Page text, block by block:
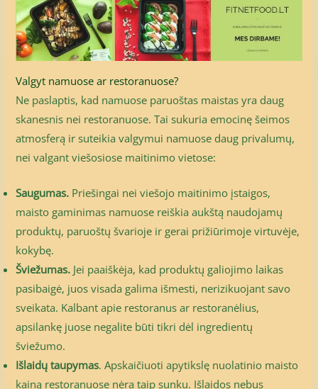
Valgyt namuose ar restoranuose?
Ne paslaptis, kad namuose paruoštas maistas yra daug
skanesnis nei restoranuose. Tai sukuria emocinę šeimos
atmosferą ir suteikia valgymui namuose daug privalumų,
nei valgant viešosiose maitinimo vietose:
Saugumas. Priešingai nei viešojo maitinimo įstaigos,
maisto gaminimas namuose reiškia aukštą naudojamų
produktų, paruoštų švarioje ir gerai prižiūrimoje virtuvėje,
kokybę.
Šviežumas. Jei paaiškėja, kad produktų galiojimo laikas
pasibaigė, juos visada galima išmesti, nerizikuojant savo
sveikata. Kalbant apie restoranus ar restoranėlius,
apsilankę juose negalite būti tikri dėl ingredientų
šviežumo.
Išlaidų taupymas. Apskaičiuoti apytikslę nuolatinio maisto
kainą restoranuose nėra taip sunku. Išlaidos nebus